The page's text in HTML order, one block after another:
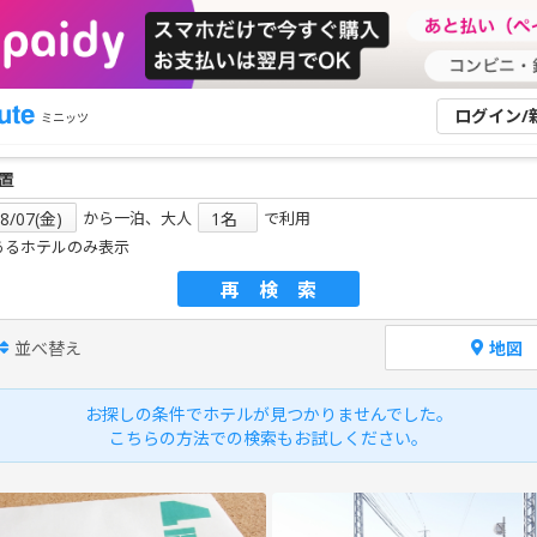
ミニッツ ログイン/
から一泊、大人
で利用
るホテルのみ表示
再検索
並べ替え 地図
お探しの条件でホテルが見つかりませんでした。
こちらの方法での検索もお試しください。